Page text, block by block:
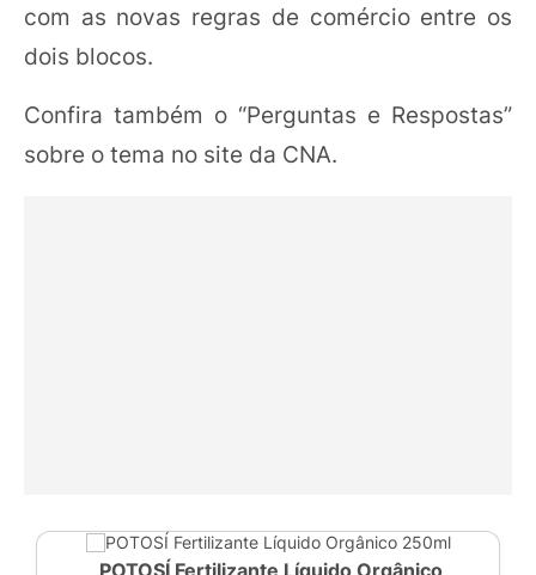
com as novas regras de comércio entre os
dois blocos.
Confira também o “Perguntas e Respostas”
sobre o tema no site da CNA.